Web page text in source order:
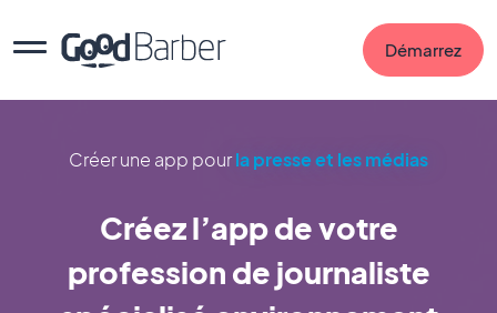
Démarrez
Créer une app pourla presse et les médias
Créez l’app de votre
profession de journaliste